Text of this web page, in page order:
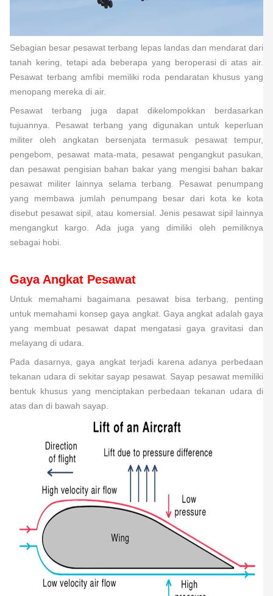
Sebagian besar pesawat terbang lepas landas dan mendarat dari
tanah kering, tetapi ada beberapa yang beroperasi di atas air.
Pesawat terbang amfibi memiliki roda pendaratan khusus yang
menopang mereka di air.
Pesawat terbang juga dapat dikelompokkan berdasarkan
tujuannya. Pesawat terbang yang digunakan untuk keperluan
militer oleh angkatan bersenjata termasuk pesawat tempur,
pengebom, pesawat mata-mata, pesawat pengangkut pasukan,
dan pesawat pengisian bahan bakar yang mengisi bahan bakar
pesawat militer lainnya selama terbang. Pesawat penumpang
yang membawa jumlah penumpang besar dari kota ke kota
disebut pesawat sipil, atau komersial. Jenis pesawat sipil lainnya
mengangkut kargo. Ada juga yang dimiliki oleh pemiliknya
sebagai hobi.
Gaya Angkat Pesawat
Untuk memahami bagaimana pesawat bisa terbang, penting
untuk memahami konsep gaya angkat. Gaya angkat adalah gaya
yang membuat pesawat dapat mengatasi gaya gravitasi dan
melayang di udara.
Pada dasarnya, gaya angkat terjadi karena adanya perbedaan
tekanan udara di sekitar sayap pesawat. Sayap pesawat memiliki
bentuk khusus yang menciptakan perbedaan tekanan udara di
atas dan di bawah sayap.